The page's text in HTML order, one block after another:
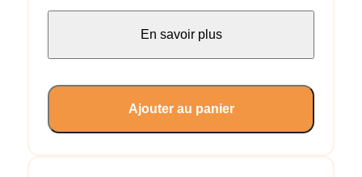
En savoir plus
Ajouter au panier